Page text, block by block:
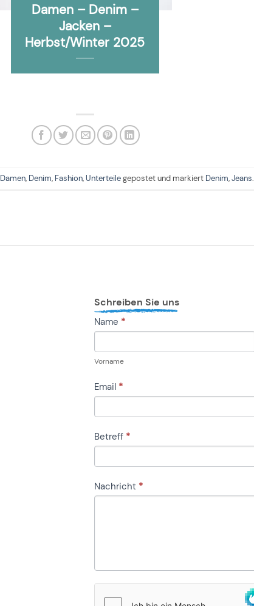
Damen – Denim –
Jacken –
Herbst/Winter 2025
Damen, Denim, Fashion, Unterteilegepostet und markiert Denim,Jeans.
Schreiben Sie uns
KONTAKT
Name *
Vorname
Email *
Betreff *
Nachricht *